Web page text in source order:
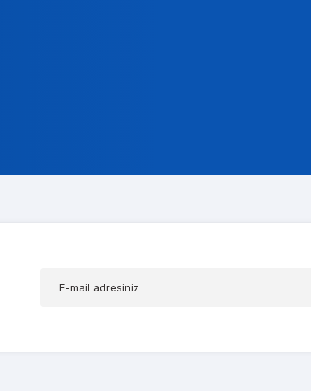
kartımda bir problem olduğunu düşünerek kendilerine